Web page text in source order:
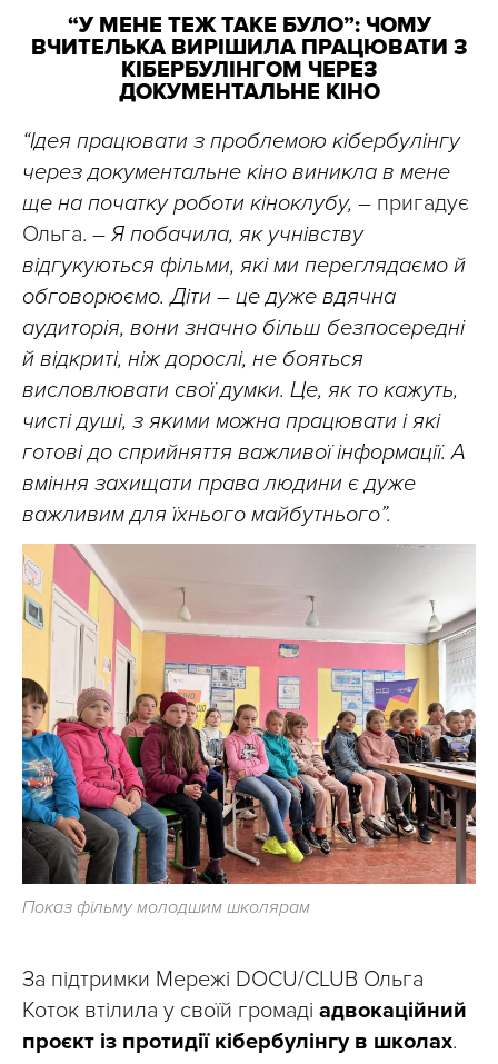
“У МЕНЕ ТЕЖ ТАКЕ БУЛО”: ЧОМУ
ВЧИТЕЛЬКА ВИРІШИЛА ПРАЦЮВАТИ З
КІБЕРБУЛІНГОМ ЧЕРЕЗ
ДОКУМЕНТАЛЬНЕ КІНО
“Ідея працювати з проблемою кібербулінгу
через документальне кіно виникла в мене
ще на початку роботи кіноклубу, – пригадує
Ольга. – Я побачила, як учнівству
відгукуються фільми, які ми переглядаємо й
обговорюємо. Діти – це дуже вдячна
аудиторія, вони значно більш безпосередні
й відкриті, ніж дорослі, не бояться
висловлювати свої думки. Це, як то кажуть,
чисті душі, з якими можна працювати і які
готові до сприйняття важливої інформації. А
вміння захищати права людини є дуже
важливим для їхнього майбутнього”.
Показ фільму молодшим школярам
За підтримки Мережі DOCU/CLUB Ольга
Коток втілила у своїй громаді адвокаційний
проєкт із протидії кібербулінгу в школах.